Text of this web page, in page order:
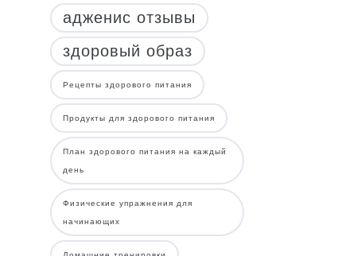
адженис отзывы
здоровый образ
Рецепты здорового питания
Продукты для здорового питания
План здорового питания на каждый
день
Физические упражнения для
начинающих